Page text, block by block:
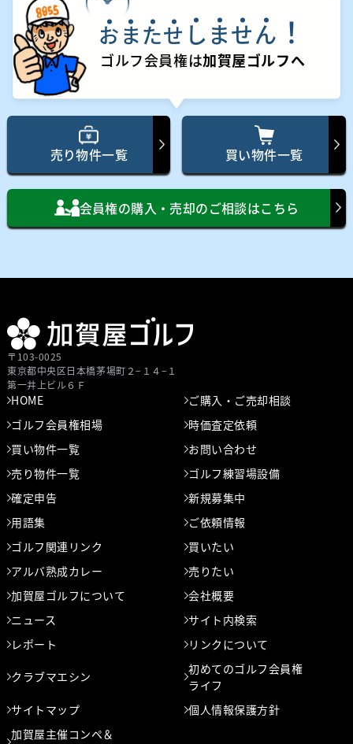
おまたせ し ません ！
ゴルフ会員権は加賀屋ゴルフへ
売り物件一覧 買い物件一覧
会員権の購入・売却のご相談はこちら
〒103-0025
東京都中央区⽇本橋茅場町２−１４−１
第⼀井上ビル６Ｆ
HOME
ご購入・ご売却相談
ゴルフ会員権相場
時価査定依頼
買い物件一覧
お問い合わせ
売り物件一覧
ゴルフ練習場設備
確定申告
新規募集中
用語集
ご依頼情報
ゴルフ関連リンク
買いたい
アルバ熟成カレー
売りたい
加賀屋ゴルフについて
会社概要
ニュース
サイト内検索
レポート
リンクについて
クラブマエシン
初めてのゴルフ会員権
ライフ
サイトマップ
個人情報保護方針
加賀屋主催コンペ＆